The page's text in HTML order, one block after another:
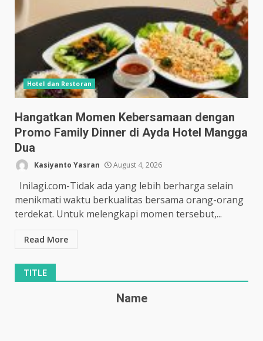
Hotel dan Restoran
Hangatkan Momen Kebersamaan dengan
Promo Family Dinner di Ayda Hotel Mangga
Dua
Kasiyanto Yasran August 4, 2026
Inilagi.com-Tidak ada yang lebih berharga selain
menikmati waktu berkualitas bersama orang-orang
terdekat. Untuk melengkapi momen tersebut,...
Read More
TITLE
Name